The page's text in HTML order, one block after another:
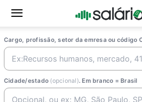
Cargo, profissão, setor da emresa ou código
Cidade/estado (opcional). Em branco = Brasil